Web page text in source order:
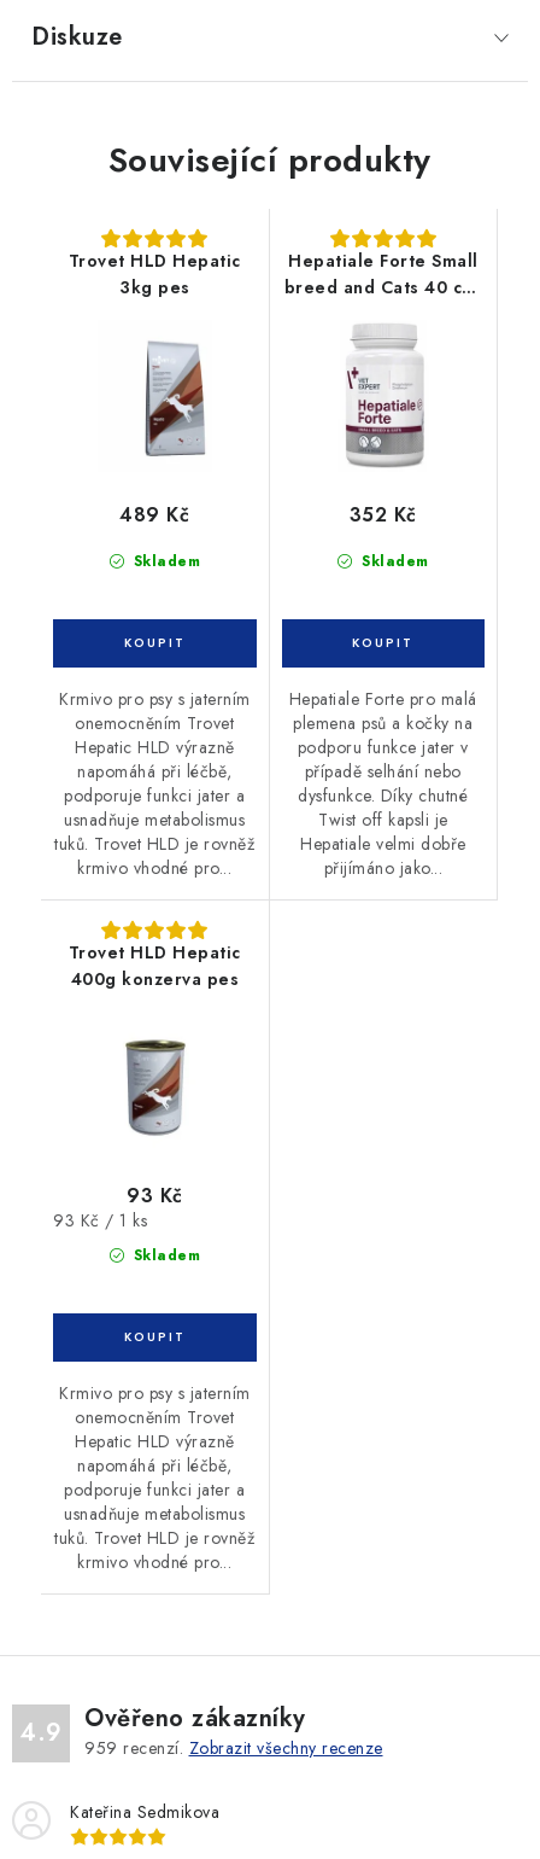
Diskuze
Související produkty
Trovet HLD Hepatic
3kg pes
Skladem
489 Kč
Krmivo pro psy s jaterním
onemocněním Trovet
Hepatic HLD výrazně
napomáhá při léčbě,
podporuje funkci jater a
usnadňuje metabolismus
tuků. Trovet HLD je rovněž
krmivo vhodné pro...
Hepatiale Forte Small
breed and Cats 40 cps
Skladem
352 Kč
Hepatiale Forte pro malá
plemena psů a kočky na
podporu funkce jater v
případě selhání nebo
dysfunkce. Díky chutné
Twist off kapsli je
Hepatiale velmi dobře
přijímáno jako...
Trovet HLD Hepatic
400g konzerva pes
Skladem
93 Kč
Měrná
93 Kč / 1 ks
Krmivo pro psy s jaterním
onemocněním Trovet
Hepatic HLD výrazně
napomáhá při léčbě,
podporuje funkci jater a
usnadňuje metabolismus
tuků. Trovet HLD je rovněž
krmivo vhodné pro...
4.9 Ověřeno zákazníky
959 recenzí. Zobrazit všechny recenze
Kateřina Sedmikova